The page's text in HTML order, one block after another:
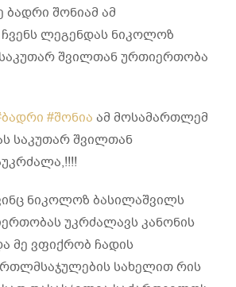
#შონია ამ მოსამართლემ
საკუთარ შვილთან
ნიკოლოზ ბასილაშვილს
უკრძალავს კანონის
მე ვფიქრობ ჩადის
სახელით რის